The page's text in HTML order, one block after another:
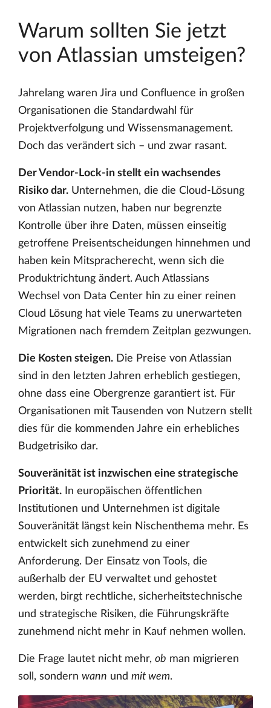
Warum sollten Sie jetzt
von Atlassian umsteigen?
Jahrelang waren Jira und Confluence in großen
Organisationen die Standardwahl für
Projektverfolgung und Wissensmanagement.
Doch das verändert sich – und zwar rasant.
Der Vendor-Lock-in stellt ein wachsendes
Risiko dar. Unternehmen, die die Cloud-Lösung
von Atlassian nutzen, haben nur begrenzte
Kontrolle über ihre Daten, müssen einseitig
getroffene Preisentscheidungen hinnehmen und
haben kein Mitspracherecht, wenn sich die
Produktrichtung ändert. Auch Atlassians
Wechsel von Data Center hin zu einer reinen
Cloud Lösung hat viele Teams zu unerwarteten
Migrationen nach fremdem Zeitplan gezwungen.
Die Kosten steigen. Die Preise von Atlassian
sind in den letzten Jahren erheblich gestiegen,
ohne dass eine Obergrenze garantiert ist. Für
Organisationen mit Tausenden von Nutzern stellt
dies für die kommenden Jahre ein erhebliches
Budgetrisiko dar.
Souveränität ist inzwischen eine strategische
Priorität. In europäischen öffentlichen
Institutionen und Unternehmen ist digitale
Souveränität längst kein Nischenthema mehr. Es
entwickelt sich zunehmend zu einer
Anforderung. Der Einsatz von Tools, die
außerhalb der EU verwaltet und gehostet
werden, birgt rechtliche, sicherheitstechnische
und strategische Risiken, die Führungskräfte
zunehmend nicht mehr in Kauf nehmen wollen.
Die Frage lautet nicht mehr, ob man migrieren
soll, sondern wann und mit wem.